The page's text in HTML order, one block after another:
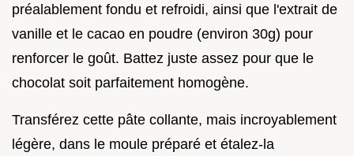
préalablement fondu et refroidi, ainsi que l'extrait de
vanille et le cacao en poudre (environ 30g) pour
renforcer le goût. Battez juste assez pour que le
chocolat soit parfaitement homogène.
Transférez cette pâte collante, mais incroyablement
légère, dans le moule préparé et étalez-la